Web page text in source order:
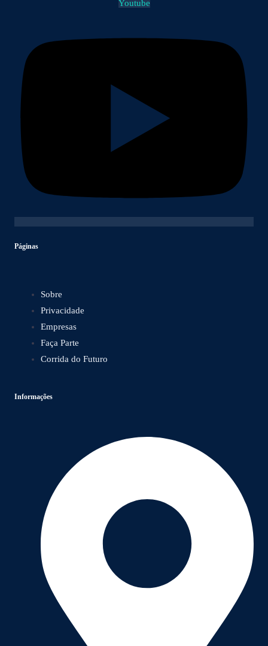
Youtube
Páginas
Sobre
Privacidade
Empresas
Faça Parte
Corrida do Futuro
Informações